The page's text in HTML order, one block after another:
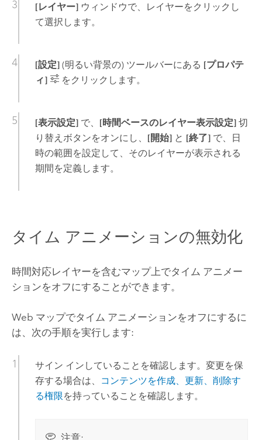
[レイヤー]ウィンドウで、レイヤーをクリックし
て選択します。
[設定](明るい背景の) ツールバーにある [プロパテ
ィ]
をクリックします。
[表示設定]で、 [時間ベースのレイヤー表示設定]切
り替えボタンをオンにし、 [開始]と [終了]で、日
時の範囲を設定して、そのレイヤーが表示される
期間を定義します。
タイム アニメーションの無効化
時間対応レイヤーを含むマップ上でタイム アニメー
ションをオフにすることができます。
Web マップでタイム アニメーションをオフにするに
は、次の手順を実行します:
サイン インしていることを確認します。変更を保
存する場合は、
コンテンツを作成、更新、削除す
る権限を持っていることを確認します。